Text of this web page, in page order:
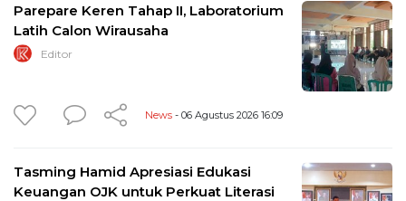
Parepare Keren Tahap II, Laboratorium
Latih Calon Wirausaha
Editor
News - 06 Agustus 2026 16:09
Tasming Hamid Apresiasi Edukasi
Keuangan OJK untuk Perkuat Literasi